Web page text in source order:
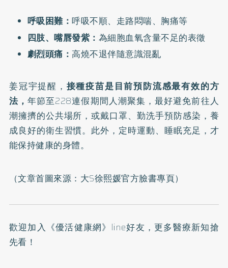
呼吸困難：呼吸不順、走路悶喘、胸痛等
四肢、嘴唇發紫： 為細胞血氧含量不足的表徵
劇烈頭痛：高燒不退伴隨意識混亂
姜冠宇提醒， 接種疫苗是目前預防流感最有效的方
法，年節至228連假期間人潮聚集，最好避免前往人
潮擁擠的公共場所，或戴口罩、勤洗手預防感染，養
成良好的衛生習慣。此外，定時運動、睡眠充足，才
能保持健康的身體。
（文章首圖來源： 大S徐熙媛官方臉書專頁）
歡迎加入 《優活健康網》line好友 ，更多醫療新知搶
先看！